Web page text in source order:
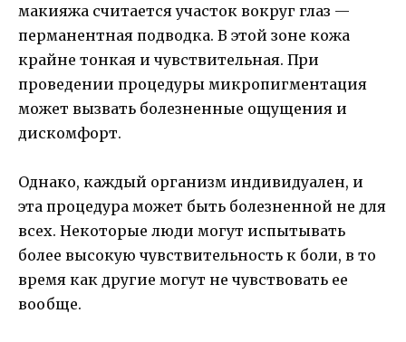
макияжа считается участок вокруг глаз —
перманентная подводка. В этой зоне кожа
крайне тонкая и чувствительная. При
проведении процедуры микропигментация
может вызвать болезненные ощущения и
дискомфорт.
Однако, каждый организм индивидуален, и
эта процедура может быть болезненной не для
всех. Некоторые люди могут испытывать
более высокую чувствительность к боли, в то
время как другие могут не чувствовать ее
вообще.